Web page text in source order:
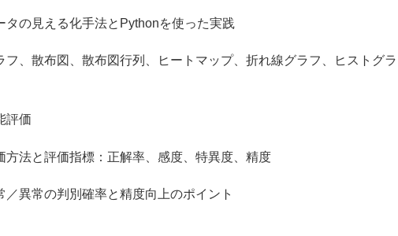
の見える化手法とPythonを使った実践
布図、散布図行列、ヒートマップ、折れ線グラフ、ヒストグラ
価
評価指標：正解率、感度、特異度、精度
の判別確率と精度向上のポイント